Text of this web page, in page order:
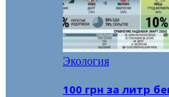
Экология
100 грн за литр